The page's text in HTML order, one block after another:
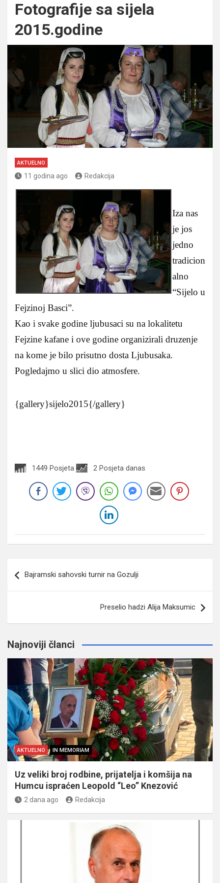
Fotografije sa sijela
2015.godine
AKTUELNO
11 godina ago Redakcija
Iza nas
je jos
jedno
tradicion
alno
“Sijelo u
Fejzinoj Basci”.
Kao i svake godine ljubusaci su na lokalitetu
Fejzine kafane i ove godine organizirali druzenje
na kome je bilo prisutno dosta Ljubusaka.
Pogledajmo u slici dio atmosfere.
{gallery}sijelo2015{/gallery}
1449 Posjeta 2 Posjeta danas
članaka
Bajramski sahovski turnir na Gozulji
Preselio hadzi Alija Maksumic
Najnoviji članci
AKTUELNO IN MEMORIAM
Uz veliki broj rodbine, prijatelja i komšija na
Humcu ispraćen Leopold “Leo” Knezović
2 dana ago Redakcija